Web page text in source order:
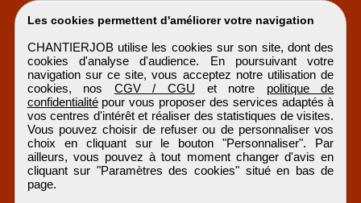
Les cookies permettent d'améliorer votre navigation
CHANTIERJOB utilise les cookies sur son site, dont des
cookies d'analyse d'audience. En poursuivant votre
navigation sur ce site, vous acceptez notre utilisation de
cookies, nos CGV / CGU et notre politique de
confidentialitépour vous proposer des services adaptés à
vos centres d'intérêt et réaliser des statistiques de visites.
Vous pouvez choisir de refuser ou de personnaliser vos
choix en cliquant sur le bouton "Personnaliser". Par
ailleurs, vous pouvez à tout moment changer d'avis en
cliquant sur "Paramètres des cookies" situé en bas de
page.